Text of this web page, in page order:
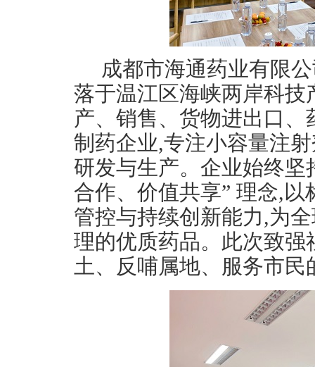
成都市海通药业有限
落于温江区海峡两岸科
产、销售、货物进出口
制药企业,专注小容量注
研发与生产。企业始终坚
合作、价值共享” 理念,
管控与持续创新能力,为
理的优质药品。此次致
土、反哺属地、服务市民